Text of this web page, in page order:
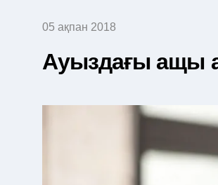
05 ақпан 2018
Ауыздағы ащы